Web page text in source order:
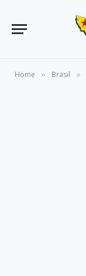
Home » Brasil »